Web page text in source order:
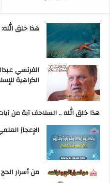
هذا خلق
الفرنسي
الكراهية
هذا خلق الله .. السلاحف آية من
الإعجاز
من أسرار